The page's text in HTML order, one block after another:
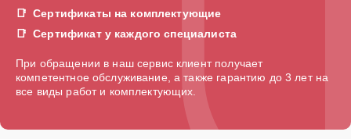
Сертификаты на комплектующие
Сертификат у каждого специалиста
При обращении в наш сервис клиент получает
компетентное обслуживание, а также гарантию до 3 лет на
все виды работ и комплектующих.